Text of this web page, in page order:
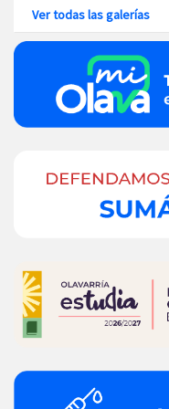
Ver todas las galerías